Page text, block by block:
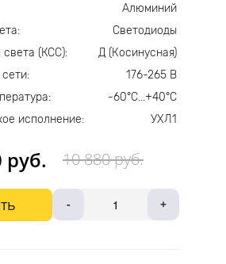
руб. 10 880 руб.
- +
Алюминий
Светодиоды
света (КСС):
Д (Косинусная)
176-265 В
-60°С...+40°С
исполнение:
УХЛ1